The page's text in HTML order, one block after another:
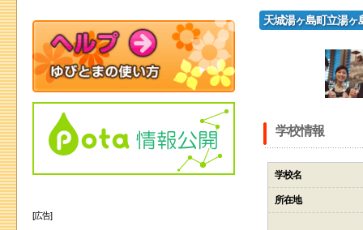
天城湯ヶ島町立湯ヶ
学校情報
学校名
所在地
[広告]